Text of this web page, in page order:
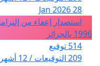
28 Jan 2026
1996 بالجزائر
514 توقيع
209 التوقيعات / 12 أشهر